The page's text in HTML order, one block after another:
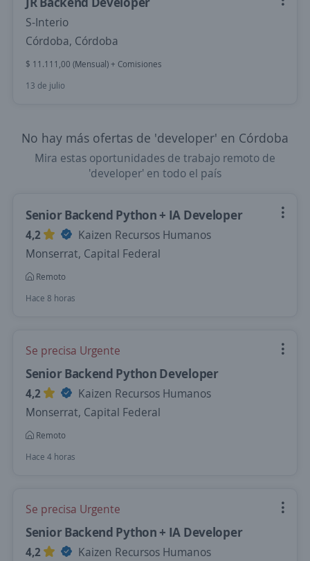
S-Interio
Córdoba, Córdoba
$ 11.111,00 (Mensual) + Comisiones
13 de julio
No hay más ofertas de 'developer' en Córdoba
Mira estas oportunidades de trabajo remoto de
'developer' en todo el país
Senior Backend Python + IA Developer
4,2
Kaizen Recursos Humanos
Monserrat, Capital Federal
Remoto
Hace 8 horas
Se precisa Urgente
Senior Backend Python Developer
4,2
Kaizen Recursos Humanos
Monserrat, Capital Federal
Remoto
Hace 4 horas
Se precisa Urgente
Senior Backend Python + IA Developer
4,2
Kaizen Recursos Humanos